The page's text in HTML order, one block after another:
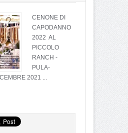
CENONE DI
CAPODANNO
2022 AL
PICCOLO
RANCH -
PULA-
2021 ...